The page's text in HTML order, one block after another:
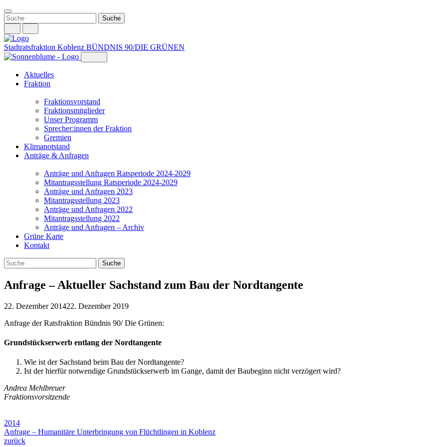
Weiter
zum
Inhalt
Stadtratsfraktion Koblenz BÜNDNIS 90/DIE GRÜNEN
Aktuelles
Fraktion
Fraktionsvorstand
Fraktionsmitglieder
Unser Programm
Sprecher:innen der Fraktion
Gremien
Klimanotstand
Anträge & Anfragen
Anträge und Anfragen Ratsperiode 2024-2029
Mitantragsstellung Ratsperiode 2024-2029
Anträge und Anfragen 2023
Mitantragsstellung 2023
Anträge und Anfragen 2022
Mitantragsstellung 2022
Anträge und Anfragen – Archiv
Grüne Karte
Kontakt
Anfrage – Aktueller Sachstand zum Bau der Nordtangente
22. Dezember 201422. Dezember 2019
Anfrage der Ratsfraktion Bündnis 90/ Die Grünen:
Grundstückserwerb entlang der Nordtangente
Wie ist der Sachstand beim Bau der Nordtangente?
Ist der hierfür notwendige Grundstückserwerb im Gange, damit der Baubeginn nicht verzögert wird?
Andrea Mehlbreuer
Fraktionsvorsitzende
2014
Anfrage – Humanitäre Unterbringung von Flüchtlingen in Koblenz
zurück